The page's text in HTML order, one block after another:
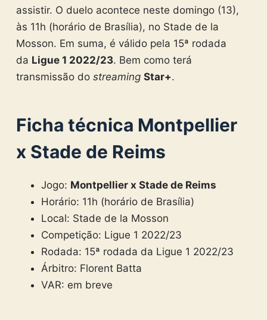
assistir. O duelo acontece neste domingo (13),
às 11h (horário de Brasília), no Stade de la
Mosson. Em suma, é válido pela 15ª rodada
da Ligue 1 2022/23. Bem como terá
transmissão do streaming Star+.
Ficha técnica Montpellier
x Stade de Reims
Jogo: Montpellier x Stade de Reims
Horário: 11h (horário de Brasília)
Local: Stade de la Mosson
Competição: Ligue 1 2022/23
Rodada: 15ª rodada da Ligue 1 2022/23
Árbitro: Florent Batta
VAR: em breve